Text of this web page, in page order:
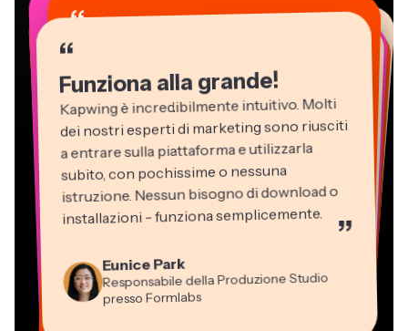
“
Funziona alla grande!
Kapwing è incredibilmente intuitivo. Molti
dei nostri esperti di marketing sono riusciti
a entrare sulla piattaforma e utilizzarla
subito, con pochissime o nessuna
istruzione. Nessun bisogno di download o
installazioni - funziona semplicemente. ”
Eunice Park
Responsabile della Produzione Studio
presso Formlabs
“
“
Grant Taleck
Panos Papagapiou
Socio Amministratore di EPATHLON
“
Kerry-lee Farla
Youtuber
Gracie Peng
Direttore dei Contenuti
“
Heidi Rae
Istruzione
“
Natasha Ball
Consulente
“
Mitch Rawlings
“
Dina Segovia
Libero professionista virtuale